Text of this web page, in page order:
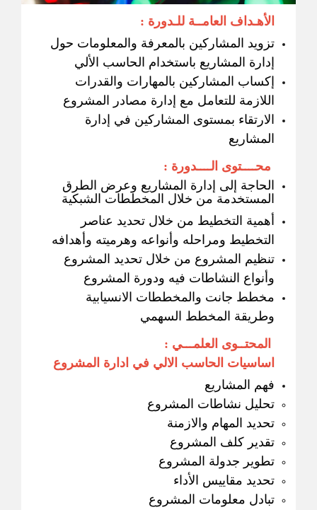
الأهـداف العامــة للـدورة :
تزويد المشاركين بالمعرفة والمعلومات حول
إدارة المشاريع باستخدام الحاسب الألي
إكساب المشاركين بالمهارات والقدرات
اللازمة للتعامل مع إدارة مصادر المشروع
الارتقاء بمستوى المشاركين في إدارة
المشاريع
محــــتوى الــــدورة :
الحاجة إلى إدارة المشاريع وعرض الطرق
المستخدمة من خلال المخططات الشبكية
أهمية التخطيط من خلال تحديد عناصر
التخطيط ومراحله وأنواعه وهرميته وأهدافه
تنظيم المشروع من خلال تحديد المشروع
وأنواع النشاطات فيه ودورة المشروع
مخطط جانت والمخططات الانسيابية
وطريقة المخطط السهمي
المحتــوى العلمـــي :
اساسيات الحاسب الالي في ادارة المشروع
فهم المشاريع
تحليل نشاطات المشروع
تحديد المهام والازمنة
تقدير كلف المشروع
تطوير جدولة المشروع
تحديد مقاييس الأداء
تبادل معلومات المشروع